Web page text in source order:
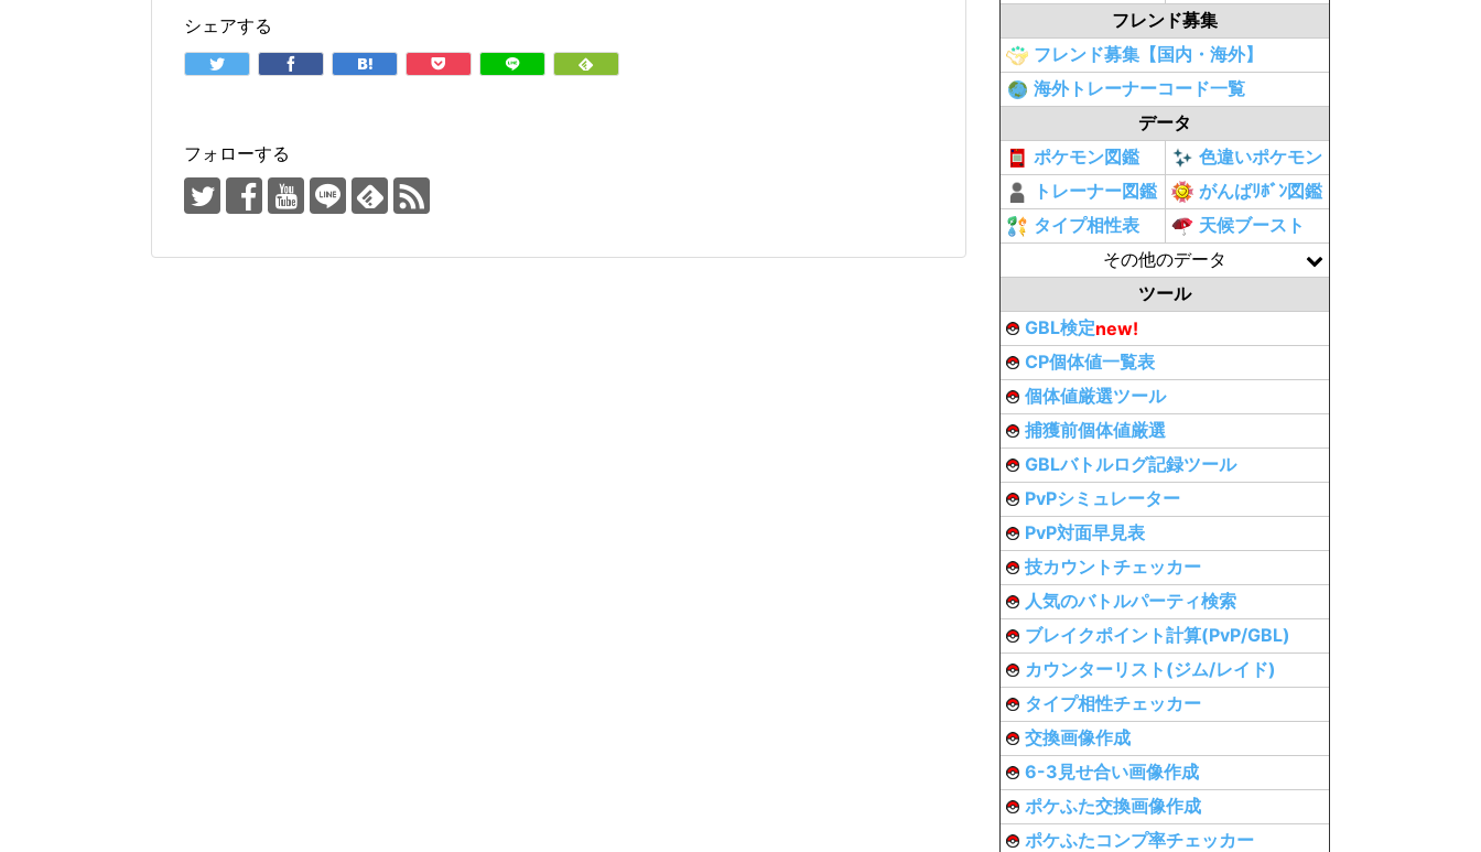
シェアする
フォローする
フレンド募集
フレンド募集【国内・海外】
海外トレーナーコード一覧
データ
ポケモン図鑑
色違いポケモン
トレーナー図鑑
がんばﾘﾎﾞﾝ図鑑
タイプ相性表
天候ブースト
その他のデータ
ツール
GBL検定new!
CP個体値一覧表
個体値厳選ツール
捕獲前個体値厳選
GBLバトルログ記録ツール
PvPシミュレーター
PvP対面早見表
技カウントチェッカー
人気のバトルパーティ検索
ブレイクポイント計算(PvP/GBL)
カウンターリスト(ジム/レイド)
タイプ相性チェッカー
交換画像作成
6-3見せ合い画像作成
ポケふた交換画像作成
ポケふたコンプ率チェッカー